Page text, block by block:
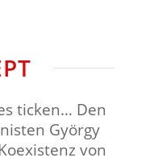
ticken… Den
György
von